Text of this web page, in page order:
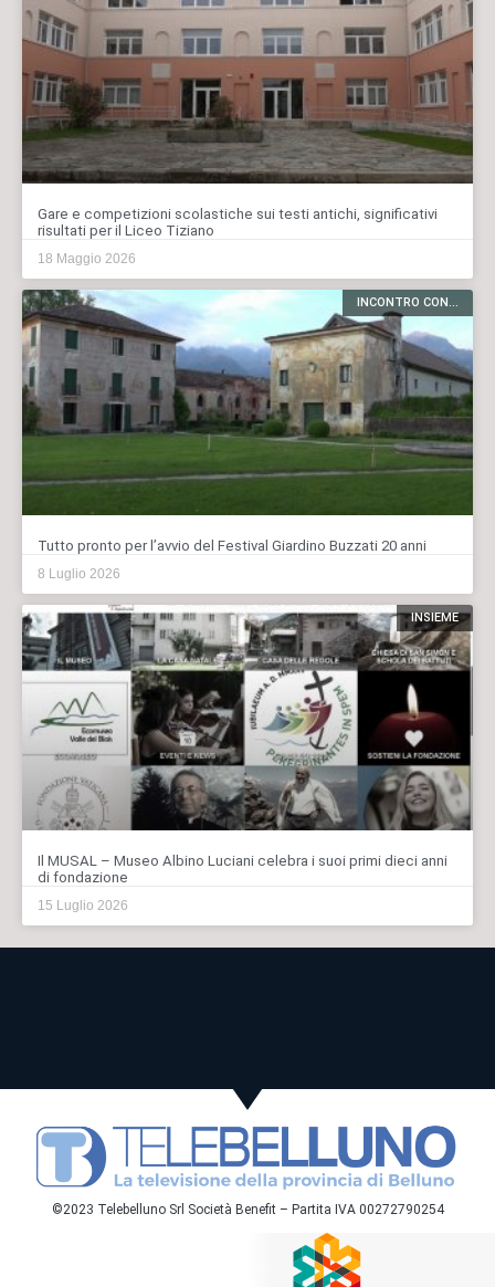
Gare e competizioni scolastiche sui testi antichi, significativi
risultati per il Liceo Tiziano
18 Maggio 2026
INCONTRO CON...
Tutto pronto per l’avvio del Festival Giardino Buzzati 20 anni
8 Luglio 2026
INSIEME
Il MUSAL – Museo Albino Luciani celebra i suoi primi dieci anni
di fondazione
15 Luglio 2026
©2023 Telebelluno Srl Società Benefit – Partita IVA 00272790254